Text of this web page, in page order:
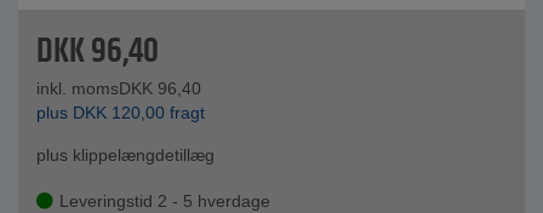
DKK96,40
inkl. momsDKK 96,40
plus DKK 120,00 fragt
plus klippelængdetillæg
Leveringstid 2 - 5 hverdage